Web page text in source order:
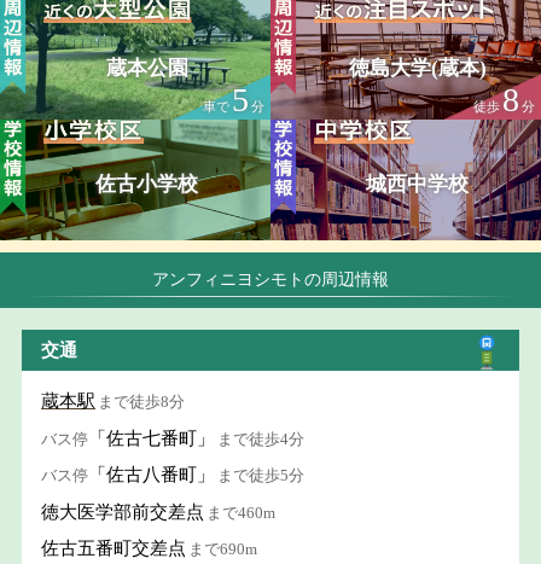
蔵本公園
車で5 分
徳島大学(蔵本)
徒歩8分
佐古小学校 城西中学校
アンフィニヨシモトの周辺情報
交通
蔵本駅 まで徒歩8分
バス停 「佐古七番町」 まで徒歩4分
バス停 「佐古八番町」 まで徒歩5分
徳大医学部前交差点 まで460m
佐古五番町交差点 まで690m